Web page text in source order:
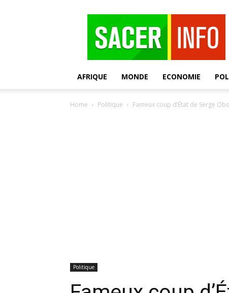
AFRIQUE MONDE ECONOMIE
Home Politique Fameux coup d’État de Serge
Politique